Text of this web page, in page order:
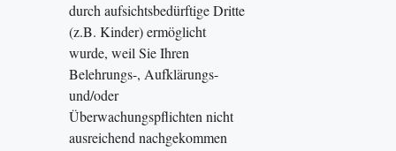
durch aufsichtsbedürftige Dritte
(z.B. Kinder) ermöglicht
wurde, weil Sie Ihren
Belehrungs-, Aufklärungs-
und/oder
Überwachungspflichten nicht
ausreichend nachgekommen